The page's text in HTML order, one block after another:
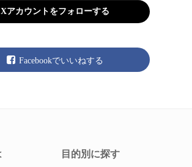
Xアカウントをフォローする
Facebookでいいねする
目的別に探す